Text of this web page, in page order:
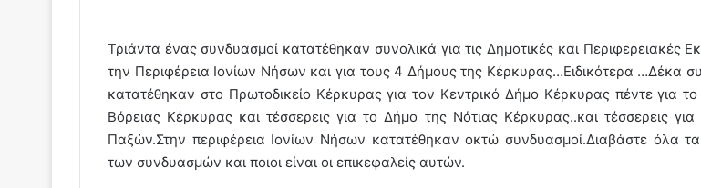
Τριάντα ένας συνδυασμοί κατατέθηκαν συνολικά για τις Δημοτικές και Περιφερειακές
την Περιφέρεια Ιονίων Νήσων και για τους 4 Δήμους της Κέρκυρας…Ειδικότερα …Δέκα
κατατέθηκαν στο Πρωτοδικείο Κέρκυρας για τον Κεντρικό Δήμο Κέρκυρας πέντε για
Βόρειας Κέρκυρας και τέσσερεις για το Δήμο της Νότιας Κέρκυρας..και τέσσερεις
Παξών.Στην περιφέρεια Ιονίων Νήσων κατατέθηκαν οκτώ συνδυασμοί.Διαβάστε όλα
των συνδυασμών και ποιοι είναι οι επικεφαλείς αυτών.